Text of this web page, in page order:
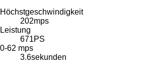
Höchstgeschwindigkeit
202mps
Leistung
671PS
0-62 mps
3.6sekunden